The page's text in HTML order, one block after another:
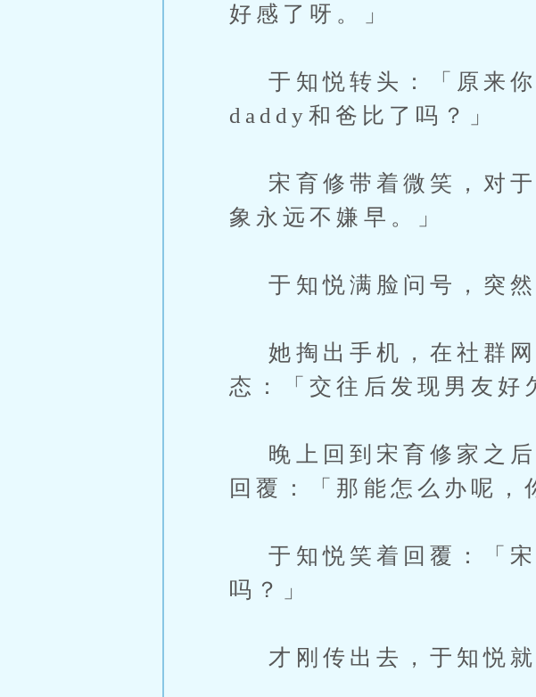
好感了呀。」
于知悦转头：「原来你
daddy和爸比了吗？」
宋育修带着微笑，对于
象永远不嫌早。」
于知悦满脸问号，突然
她掏出手机，在社群网
态：「交往后发现男友好
晚上回到宋育修家之后
回覆：「那能怎么办呢，
于知悦笑着回覆：「宋
吗？」
才刚传出去，于知悦就